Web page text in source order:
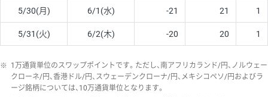
5/30(月) 6/1(水) -21 21 1
5/31(火) 6/2(木) -20 20 1
※ 1万通貨単位のスワップポイントです。ただし、南アフリカランド/円、ノルウェー
クローネ/円、香港ドル/円、スウェーデンクローナ/円、メキシコペソ/円およびラ
ージ銘柄については、10万通貨単位となります。